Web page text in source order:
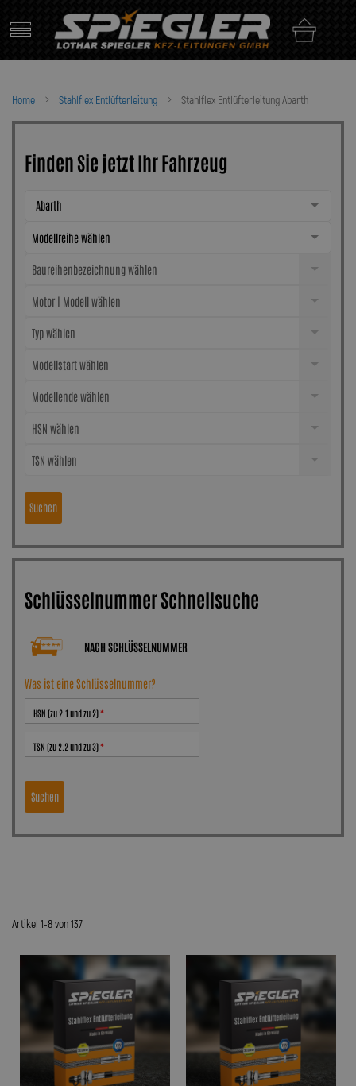
content
Home Stahlflex Entlüfterleitung Stahlflex Entlüfterleitung Abarth
Finden Sie jetzt Ihr Fahrzeug
Abarth
Modellreihe wählen
Baureihenbezeichnung wählen
Motor | Modell wählen
Typ wählen
Modellstart wählen
Modellende wählen
HSN wählen
TSN wählen
Suchen
Schlüsselnummer Schnellsuche
NACH SCHLÜSSELNUMMER
Was ist eine Schlüsselnummer?
HSN (zu 2.1 und zu 2)
TSN (zu 2.2 und zu 3)
Suchen
Artikel 1-8 von 137